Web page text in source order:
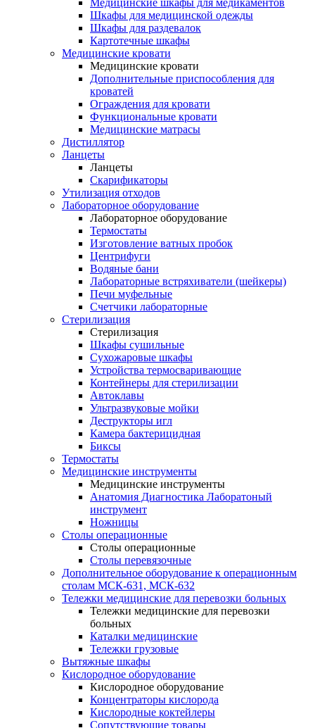
Медицинские шкафы для медикаментов
Шкафы для медицинской одежды
Шкафы для раздевалок
Картотечные шкафы
Медицинские кровати
Медицинские кровати
Дополнительные приспособления для
кроватей
Ограждения для кровати
Функциональные кровати
Медицинские матрасы
Дистиллятор
Ланцеты
Ланцеты
Скарификаторы
Утилизация отходов
Лабораторное оборудование
Лабораторное оборудование
Термостаты
Изготовление ватных пробок
Центрифуги
Водяные бани
Лабораторные встряхиватели (шейкеры)
Печи муфельные
Счетчики лабораторные
Стерилизация
Стерилизация
Шкафы сушильные
Сухожаровые шкафы
Устройства термосваривающие
Контейнеры для стерилизации
Автоклавы
Ультразвуковые мойки
Деструкторы игл
Камера бактерицидная
Биксы
Термостаты
Медицинские инструменты
Медицинские инструменты
Анатомия Диагностика Лаборатоный
инструмент
Ножницы
Столы операционные
Столы операционные
Столы перевязочные
Дополнительное оборудование к операционным
столам МСК-631, МСК-632
Тележки медицинские для перевозки больных
Тележки медицинские для перевозки
больных
Каталки медицинские
Тележки грузовые
Вытяжные шкафы
Кислородное оборудование
Кислородное оборудование
Концентраторы кислорода
Кислородные коктейлеры
Сопутствующие товары